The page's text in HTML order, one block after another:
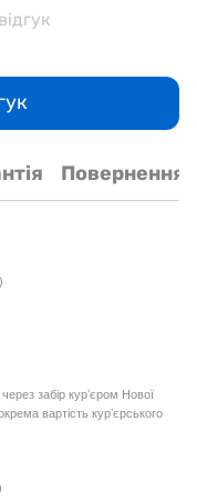
Повернення
забір курʼєром Нової
вартість курʼєрського